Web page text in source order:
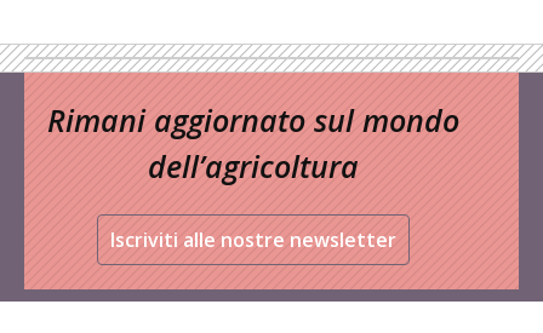
Rimani aggiornato sul mondo
dell’agricoltura
Iscriviti alle nostre newsletter